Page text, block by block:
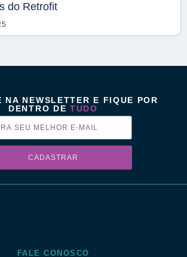
do Retrofit
NA NEWSLETTER E FIQUE POR
DENTRO DETUDO
CADASTRAR
FALE CONOSCO